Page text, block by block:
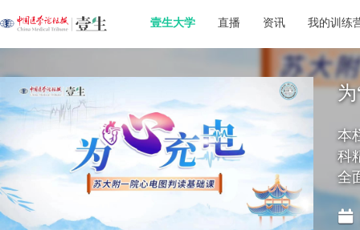
壹生大学 直播 资讯 我的训练
本
科
全